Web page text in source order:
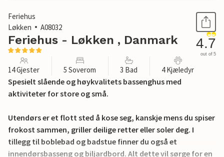
Feriehus
Løkken
A08032
Feriehus - Løkken , Danmark 4.7
out of 5
14 Gjester 5 Soverom 3 Bad 4 Kjæledyr
Spesielt slående og høykvalitets bassenghus med
aktiviteter for store og små.
Utendørs er et flott sted å kose seg, kanskje mens du spiser
frokost sammen, griller deilige retter eller soler deg. I
tillegg til boblebad og badstue finner du også et
innendørsbasseng og biljardbord. Alt dette vil sørge for en